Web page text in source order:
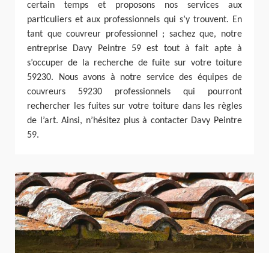
certain temps et proposons nos services aux
particuliers et aux professionnels qui s’y trouvent. En
tant que couvreur professionnel ; sachez que, notre
entreprise Davy Peintre 59 est tout à fait apte à
s’occuper de la recherche de fuite sur votre toiture
59230. Nous avons à notre service des équipes de
couvreurs 59230 professionnels qui pourront
rechercher les fuites sur votre toiture dans les règles
de l’art. Ainsi, n’hésitez plus à contacter Davy Peintre
59.